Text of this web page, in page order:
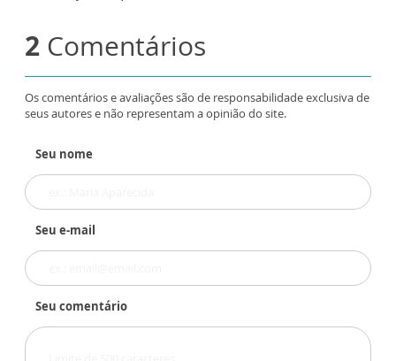
2 Comentários
Os comentários e avaliações são de responsabilidade exclusiva de
seus autores e não representam a opinião do site.
Seu nome
Seu e-mail
Seu comentário